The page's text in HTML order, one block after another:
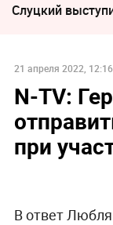
Слуцкий
21 апреля 2022, 12:16
N-TV:
при
В ответ